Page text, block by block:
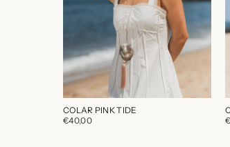
COLAR PINK TIDE
€40,00